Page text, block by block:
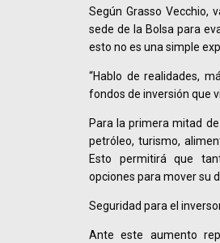
Según Grasso Vecchio,
sede de la Bolsa para
esto no es una simple
“Hablo de realidades,
fondos de inversión que
Para la primera mitad
petróleo, turismo,
Esto permitirá que
opciones para mover su
Seguridad para el
Ante este aumento